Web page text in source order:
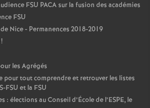
FSU PACA sur la fusion des académies
FSU
Nice - Permanences 2018-2019
!
les Agrégés
pour tout comprendre et retrouver les listes
FSU et la FSU
: élections au Conseil d’École de l’ESPE, le